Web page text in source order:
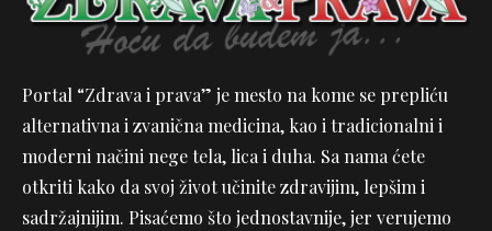
Portal “Zdrava i prava” je mesto na kome se prepliću
alternativna i zvanična medicina, kao i tradicionalni i
moderni načini nege tela, lica i duha. Sa nama ćete
otkriti kako da svoj život učinite zdravijim, lepšim i
sadržajnijim. Pisaćemo što jednostavnije, jer verujemo